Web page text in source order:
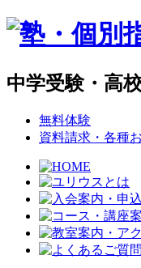
中学受験・高
無料体験
資料請求・各種